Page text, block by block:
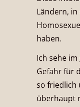
Ländern,
haben.
Ich sehe
Gefahr für
so friedlich
überhaupt